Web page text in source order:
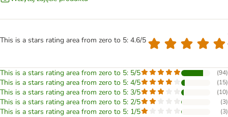
This is a stars rating area from zero to 5: 4.6/5
This is a stars rating area from zero to 5: 5/5 (94)
This is a stars rating area from zero to 5: 4/5 (15)
This is a stars rating area from zero to 5: 3/5 (10)
This is a stars rating area from zero to 5: 2/5 (3)
This is a stars rating area from zero to 5: 1/5 (3)